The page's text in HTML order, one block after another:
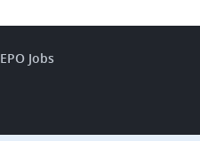
EPO Jobs